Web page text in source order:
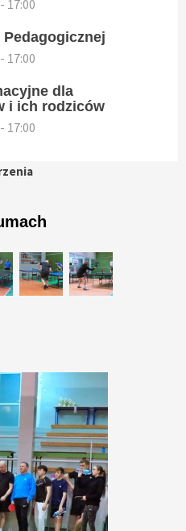
- 17:00
- 17:00
dla
i ich rodziców
- 17:00